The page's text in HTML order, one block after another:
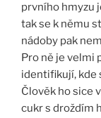
prvního hmyzu
tak se k němu
nádoby pak
Pro ně je velmi
identifikují, kde
Člověk ho sice
cukr s droždím